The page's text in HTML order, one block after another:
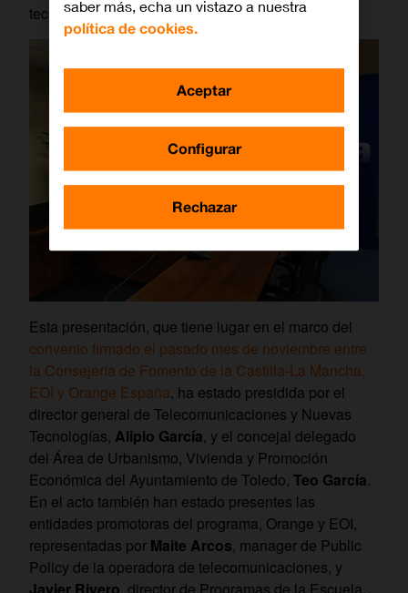
tecnologías.
Esta presentación, que tiene lugar en el marco del
convenio firmado el pasado mes de noviembre entre
la Consejería de Fomento de la Castilla-La Mancha,
EOI y Orange España, ha estado presidida por el
director general de Telecomunicaciones y Nuevas
Tecnologías, Alipio García, y el concejal delegado
del Área de Urbanismo, Vivienda y Promoción
Económica del Ayuntamiento de Toledo, Teo García.
En el acto también han estado presentes las
entidades promotoras del programa, Orange y EOI,
representadas por Maite Arcos, manager de Public
Policy de la operadora de telecomunicaciones, y
Javier Rivero, director de Programas de la Escuela.
saber más, echa un vistazo a nuestra
política de cookies.
Configurar
Rechazar
Aceptar